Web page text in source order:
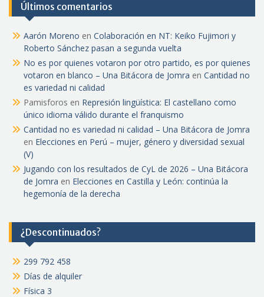
Últimos comentarios
Aarón Moreno en Colaboración en NT: Keiko Fujimori y
Roberto Sánchez pasan a segunda vuelta
No es por quienes votaron por otro partido, es por quienes
votaron en blanco – Una Bitácora de Jomra en Cantidad no
es variedad ni calidad
Pamisforos en Represión lingüística: El castellano como
único idioma válido durante el franquismo
Cantidad no es variedad ni calidad – Una Bitácora de Jomra
en Elecciones en Perú – mujer, género y diversidad sexual
(V)
Jugando con los resultados de CyL de 2026 – Una Bitácora
de Jomra en Elecciones en Castilla y León: continúa la
hegemonía de la derecha
¿Descontinuados?
299 792 458
Días de alquiler
Física 3